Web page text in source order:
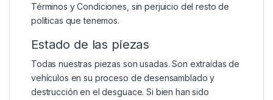
Términos y Condiciones , sin perjuicio del resto de
políticas que tenemos.
Estado de las piezas
Todas nuestras piezas son usadas. Son extraídas de
vehículos en su proceso de desensamblado y
destrucción en el desguace. Si bien han sido